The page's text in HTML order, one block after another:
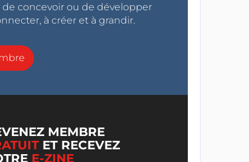
concevoir ou de développer
à créer et à grandir.
MEMBRE
ET RECEVEZ
E-ZINE